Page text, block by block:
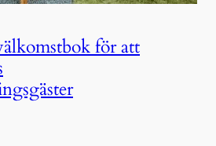
för att